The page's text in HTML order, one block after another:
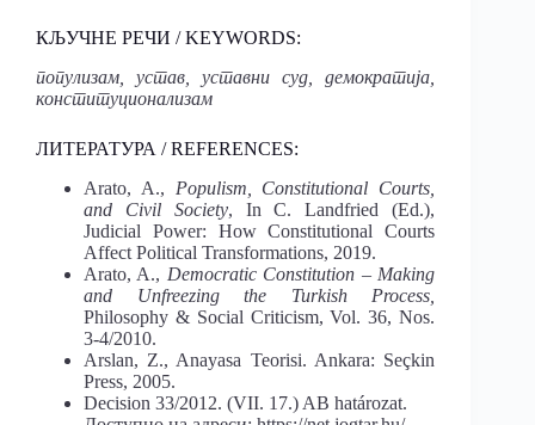
КЉУЧНЕ РЕЧИ / KEYWORDS:
популизам, устав, уставни суд, демократија,
конституционализам
ЛИТЕРАТУРА / REFERENCES:
Arato, A., Populism, Constitutional Courts,
and Civil Society, In C. Landfried (Ed.),
Judicial Power: How Constitutional Courts
Affect Political Transformations, 2019.
Arato, A., Democratic Constitution – Making
and Unfreezing the Turkish Process
Philosophy & Social Criticism, Vol. 36, Nos.
3-­4/2010.
Arslan, Z., Anayasa Teorisi. Ankara: Seçkin
Press, 2005.
Decision 33/2012. (VII. 17.) AB határozat.